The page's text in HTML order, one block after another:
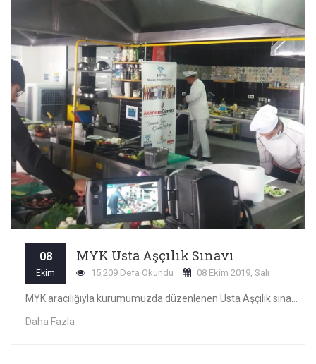
08
Ekim
MYK Usta Aşçılık Sınavı
15,209 Defa Okundu 08 Ekim 2019, Salı
MYK aracılığıyla kurumumuzda düzenlenen Usta Aşçılık sınavını başarıyla tamamlayan Usta Şeflerimize hayırlı olsun
Daha Fazla